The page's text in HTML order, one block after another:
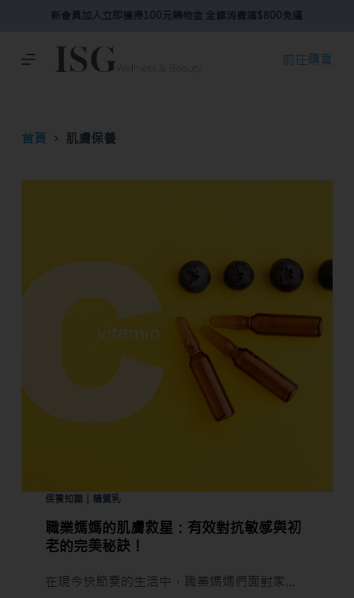
主
新會員加入立即獲得100元購物金 全館消費滿$800免運
前往購買
首頁 肌膚保養
保養知識｜精質乳
職業媽媽的肌膚救星：有效對抗敏感與初
老的完美秘訣！
在現今快節奏的生活中，職業媽媽們面對家…